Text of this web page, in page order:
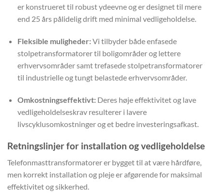
er konstrueret til robust ydeevne og er designet til mere
end 25 års pålidelig drift med minimal vedligeholdelse.
Fleksible muligheder:Vi tilbyder både enfasede
stolpetransformatorer til boligområder og lettere
erhvervsområder samt trefasede stolpetransformatorer
til industrielle og tungt belastede erhvervsområder.
Omkostningseffektivt:Deres høje effektivitet og lave
vedligeholdelseskrav resulterer i lavere
livscyklusomkostninger og et bedre investeringsafkast.
Retningslinjer for installation og vedligeholdelse
Telefonmasttransformatorer er bygget til at være hårdføre,
men korrekt installation og pleje er afgørende for maksimal
effektivitet og sikkerhed.